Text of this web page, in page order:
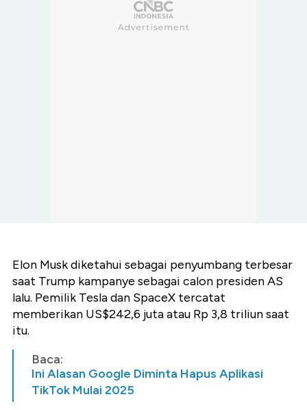
Elon Musk diketahui sebagai penyumbang terbesar
saat Trump kampanye sebagai calon presiden AS
lalu. Pemilik Tesla dan SpaceX tercatat
memberikan US$242,6 juta atau Rp 3,8 triliun saat
itu.
Baca:
Ini Alasan Google Diminta Hapus Aplikasi
TikTok Mulai 2025